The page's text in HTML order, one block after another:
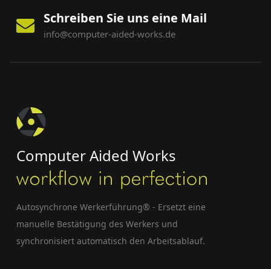
Schreiben Sie uns eine Mail
info@computer-aided-works.de
Computer Aided Works
Autosynchrone Werkerführung® - Ersetzt eine
manuelle Bestätigung des Werkers und
synchronisiert automatisch den Arbeitsablauf.